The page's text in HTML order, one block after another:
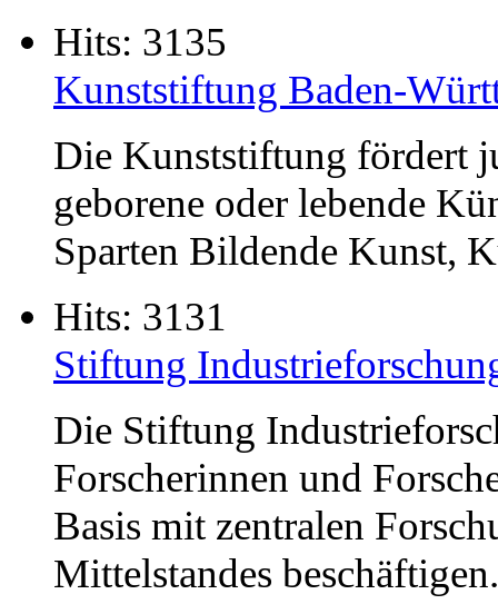
Hits: 3135
Kunststiftung Baden-
Die Kunststiftung fördert
geborene oder lebende
Sparten Bildende Kunst,
Hits: 3131
Stiftung
Die Stiftung
Forscherinnen und
Basis mit zentralen
Mittelstandes beschäftigen.